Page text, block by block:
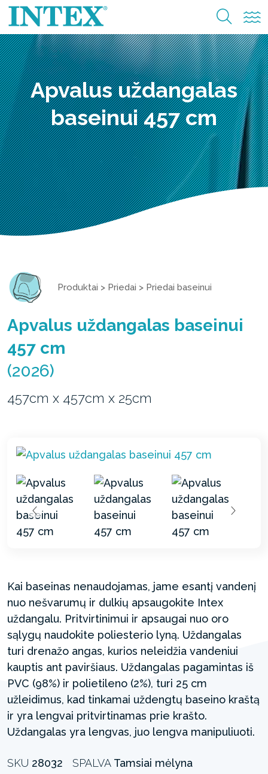
Apvalus uždangalas
baseinui 457 cm
Produktai > Priedai > Priedai baseinui
Apvalus uždangalas baseinui
457 cm
(2026)
457cm x 457cm x 25cm
Kai baseinas nenaudojamas, jame esantį vandenį
nuo nešvarumų ir dulkių apsaugokite Intex
uždangalu. Pritvirtinimui ir apsaugai nuo oro
sąlygų naudokite poliesterio lyną. Uždangalas
turi drenažo angas, kurios neleidžia vandeniui
kauptis ant paviršiaus. Uždangalas pagamintas iš
PVC (98%) ir polietileno (2%), turi 25 cm
užleidimus, kad tinkamai uždengtų baseino kraštą
ir yra lengvai pritvirtinamas prie krašto.
Uždangalas yra lengvas, juo lengva manipuliuoti.
SKU 28032 SPALVA Tamsiai mėlyna